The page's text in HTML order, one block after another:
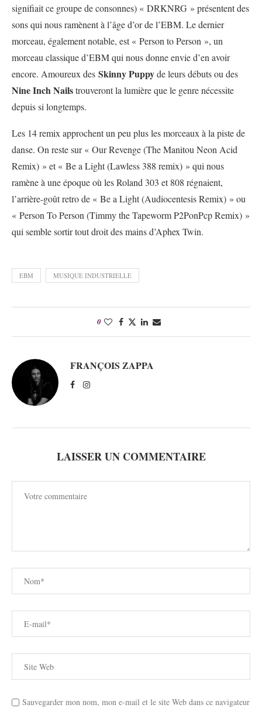
signifiait ce groupe de consonnes) « DRKNRG » présentent des
sons qui nous ramènent à l’âge d’or de l’EBM. Le dernier
morceau, également notable, est « Person to Person », un
morceau classique d’EBM qui nous donne envie d’en avoir
encore. Amoureux des Skinny Puppyde leurs débuts ou des
Nine Inch Nailstrouveront la lumière que le genre nécessite
depuis si longtemps.
Les 14 remix approchent un peu plus les morceaux à la piste de
danse. On reste sur « Our Revenge (The Manitou Neon Acid
Remix) » et « Be a Light (Lawless 388 remix) » qui nous
ramène à une époque où les Roland 303 et 808 régnaient,
l’arrière-goût retro de « Be a Light (Audiocentesis Remix) » ou
« Person To Person (Timmy the Tapeworm P2PonPcp Remix) »
qui semble sortir tout droit des mains d’Aphex Twin.
EBM MUSIQUE INDUSTRIELLE
0
FRANÇOIS ZAPPA
LAISSER UN COMMENTAIRE
Sauvegarder mon nom, mon e-mail et le site Web dans ce navigateur